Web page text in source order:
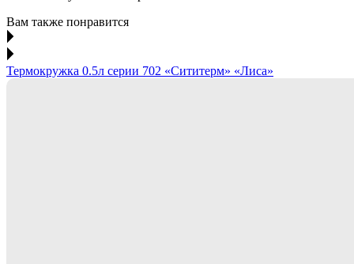
Вам также понравится
Термокружка 0.5л серии 702 «Сититерм» «Лиса»